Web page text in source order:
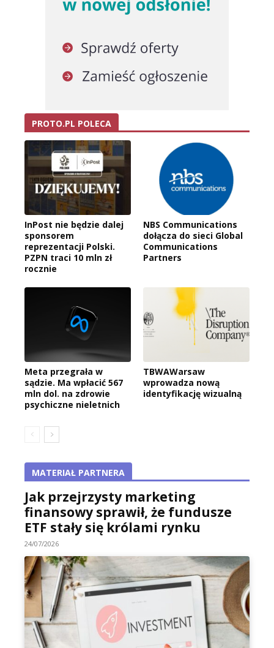
PROTO.PL POLECA
InPost nie będzie dalej
sponsorem
reprezentacji Polski.
PZPN traci 10 mln zł
rocznie
NBS Communications
dołącza do sieci Global
Communications
Partners
Meta przegrała w
sądzie. Ma wpłacić 567
mln dol. na zdrowie
psychiczne nieletnich
TBWAWarsaw
wprowadza nową
identyfikację wizualną
MATERIAŁ PARTNERA
Jak przejrzysty marketing
finansowy sprawił, że fundusze
ETF stały się królami rynku
24/07/2026